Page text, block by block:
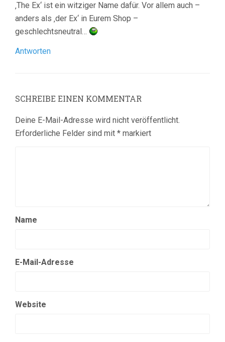
‚The Ex‘ ist ein witziger Name dafür. Vor allem auch –
anders als ‚der Ex‘ in Eurem Shop –
geschlechtsneutral…
Antworten
SCHREIBE EINEN KOMMENTAR
Deine E-Mail-Adresse wird nicht veröffentlicht.
Erforderliche Felder sind mit * markiert
Name
E-Mail-Adresse
Website